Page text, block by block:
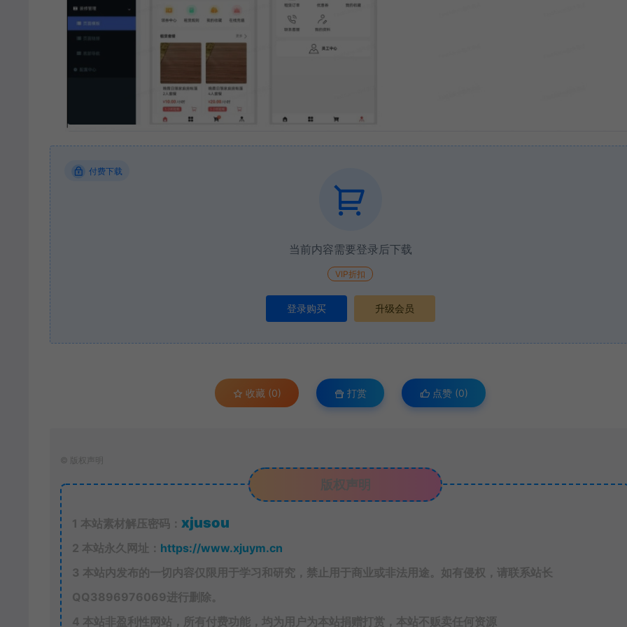
付费下载
当前内容需要登录后下载
VIP折扣
登录购买 升级会员
收藏 (0) 打赏 点赞 (0)
© 版权声明
版权声明
1 本站素材解压密码： xjusou
2 本站永久网址： https://www.xjuym.cn
3 本站内发布的一切内容仅限用于学习和研究，禁止用于商业或非法用途。如有侵权，请联系站长
QQ3896976069 进行删除。
4 本站非盈利性网站，所有付费功能，均为用户为本站捐赠打赏，本站不贩卖任何资源